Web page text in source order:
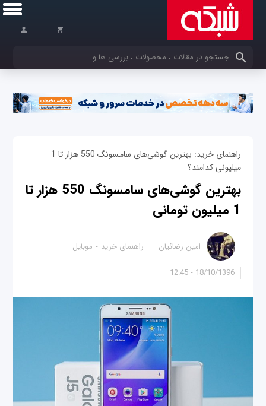
کلمات کلیدی خود را وارد کنید
راهنمای خرید: بهترین گوشی‌های سامسونگ 550 هزار تا 1
میلیونی کدامند؟
بهترین گوشی‌های سامسونگ 550 هزار تا
1 میلیون تومانی
18/10/1396 - 12:45
امین رضائیان راهنمای خرید موبایل